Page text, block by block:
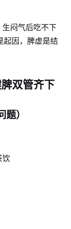
闷气后吃不下
因，脾虚是结
双管齐下
）
饮